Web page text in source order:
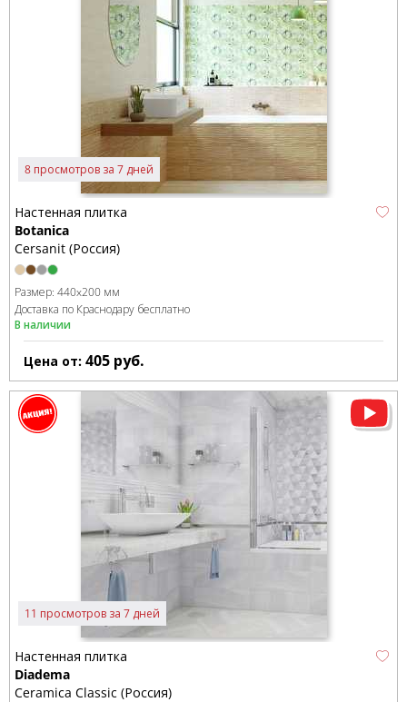
8 просмотров за 7 дней
Настенная плитка
Botanica
Cersanit (Россия)
Размер: 440x200 мм
Доставка по Краснодару бесплатно
В наличии
Цена от: 405 руб.
11 просмотров за 7 дней
Настенная плитка
Diadema
Ceramica Classic (Россия)